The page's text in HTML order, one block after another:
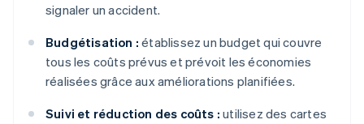
signaler un accident.
Budgétisation : établissez un budget qui couvre
tous les coûts prévus et prévoit les économies
réalisées grâce aux améliorations planifiées.
Suivi et réduction des coûts : utilisez des cartes